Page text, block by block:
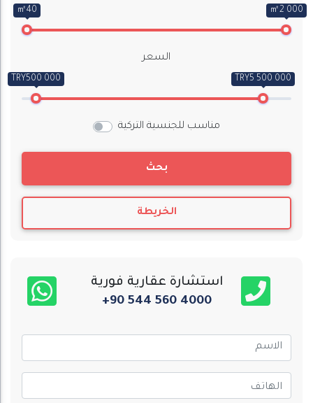
㎡40 ㎡2 000
السعر
TRY500 000 TRY5 500 000
مناسب للجنسية التركية
بحث
الخريطة
استشارة عقارية فورية
+90 544 560 4000